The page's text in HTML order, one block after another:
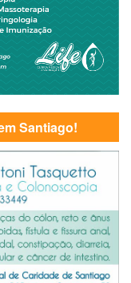
Santiago!